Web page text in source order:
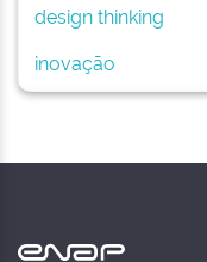
design thinking
inovação